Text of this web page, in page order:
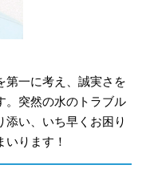
第一に考え、誠実さを
。突然の水のトラブル
添い、いち早くお困り
ります！